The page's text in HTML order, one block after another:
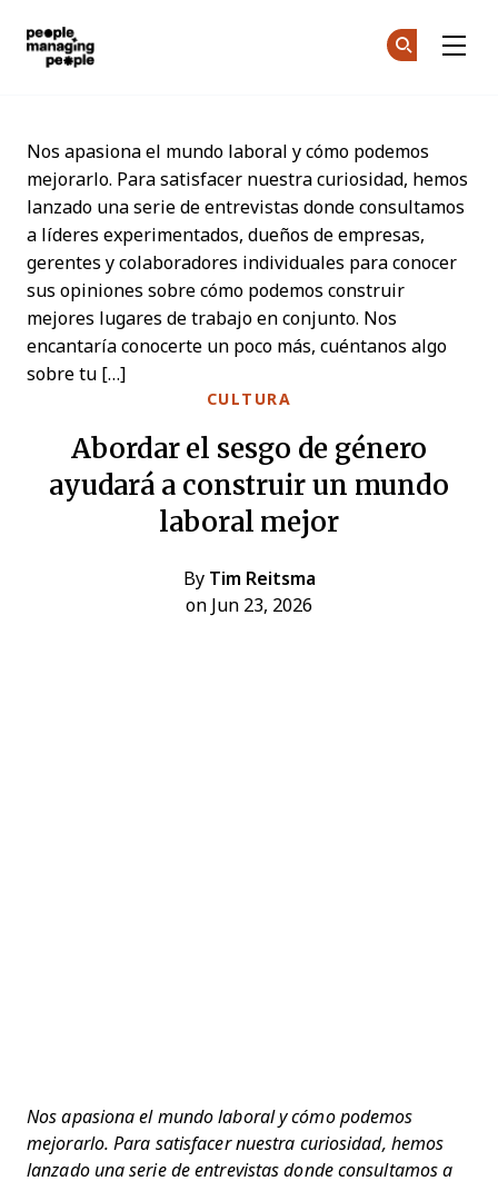
CULTURA
Abordar el sesgo de género
ayudará a construir un mundo
laboral mejor
By Tim Reitsma
on Jun 23, 2026
Nos apasiona el mundo laboral y cómo podemos
mejorarlo. Para satisfacer nuestra curiosidad, hemos
lanzado una serie de entrevistas donde consultamos
a líderes experimentados, dueños de empresas,
gerentes y colaboradores individuales para conocer
sus opiniones sobre cómo podemos construir
mejores lugares de trabajo en conjunto. Nos
encantaría conocerte un poco más, cuéntanos algo
sobre tu […]
Nos apasiona el mundo laboral y cómo podemos
mejorarlo. Para satisfacer nuestra curiosidad, hemos
lanzado una serie de entrevistas donde consultamos a